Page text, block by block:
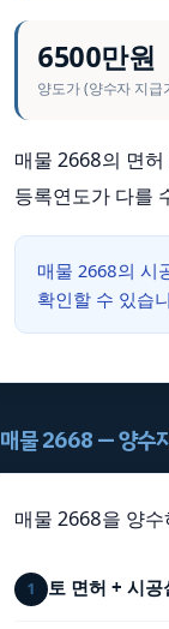
6500만원
양도가 (양수자 지급
매물 2668의 면
등록연도가 다를
매물 2668의 시
확인할 수 있습
매물 2668 — 양수
매물 2668을 양
1 토 면허 + 시공